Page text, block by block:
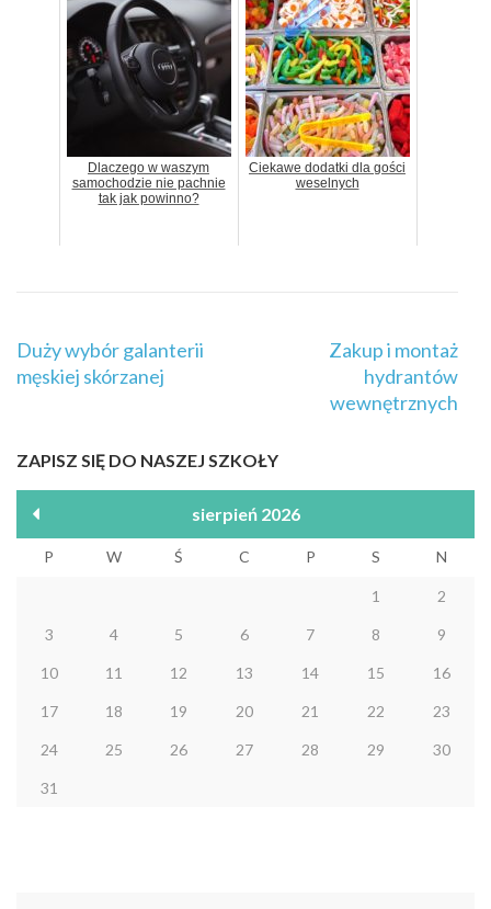
Dlaczego w waszym
samochodzie nie pachnie
tak jak powinno?
Ciekawe dodatki dla gości
weselnych
Nawigacja
wpisu
Duży wybór galanterii
męskiej skórzanej
Zakup i montaż
hydrantów
wewnętrznych
ZAPISZ SIĘ DO NASZEJ SZKOŁY
sierpień 2026
P W Ś C P S N
1 2
3 4 5 6 7 8 9
10 11 12 13 14 15 16
17 18 19 20 21 22 23
24 25 26 27 28 29 30
31